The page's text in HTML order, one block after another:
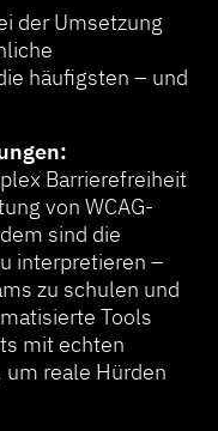
der Umsetzung
häufigsten – und
Barrierefreiheit
von WCAG-
sind die
interpretieren –
zu schulen und
Tools
mit echten
reale Hürden